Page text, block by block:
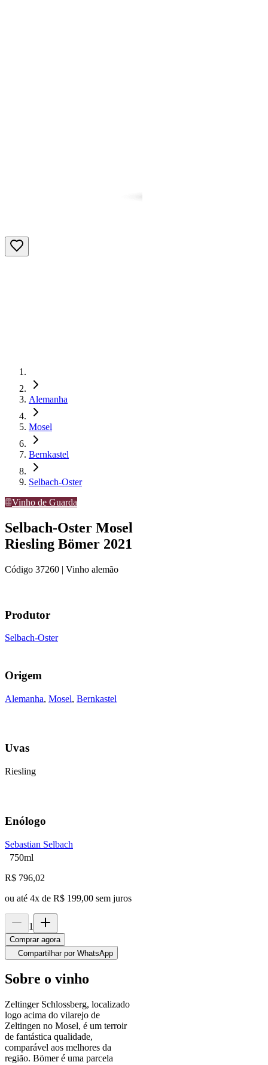
Alemanha
Mosel
Bernkastel
Selbach-Oster
Vinho de Guarda
Selbach-Oster Mosel
Riesling Bömer 2021
Código 37260 | Vinho alemão
Produtor
Selbach-Oster
Origem
Alemanha, Mosel, Bernkastel
Uvas
Riesling
Enólogo
Sebastian Selbach
750ml
R$ 796,02
ou até 4x de R$ 199,00 sem juros
1
Comprar agora
Compartilhar por WhatsApp
Sobre o vinho
Zeltinger Schlossberg, localizado
logo acima do vilarejo de
Zeltingen no Mosel, é um terroir
de fantástica qualidade,
comparável aos melhores da
região. Bömer é uma parcela